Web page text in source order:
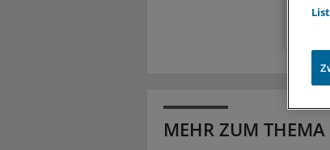
MEHR ZUM THEMA